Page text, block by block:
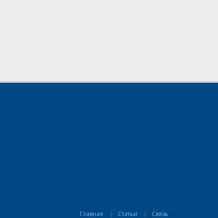
Главная Статьи Связь